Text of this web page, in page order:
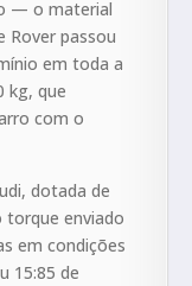
— o material
Rover passou
em toda a
kg, que
com o
dotada de
torque enviado
em condições
15:85 de